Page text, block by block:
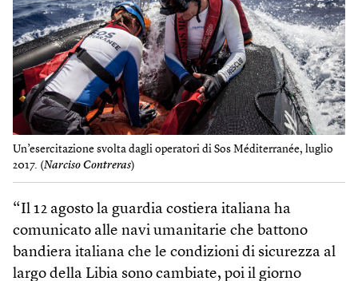
Un’esercitazione svolta dagli operatori di Sos Méditerranée, luglio
2017. (Narciso Contreras)
“Il 12 agosto la guardia costiera italiana ha
comunicato alle navi umanitarie che battono
bandiera italiana che le condizioni di sicurezza al
largo della Libia sono cambiate, poi il giorno